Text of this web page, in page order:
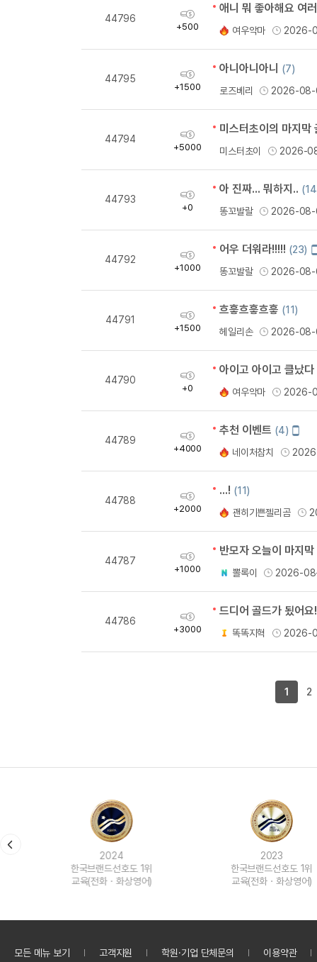
44796
획
득
+500
애니 뭐 좋아해요 여
여우악마 2026-
44795
획
득
+1500
아니아니아니
(7)
로즈베리
2026-
44794
획
득
+5000
미스터초이의 마지막
미스터초이 2026-
44793
획
득
+0
아 진짜... 뭐하지..
똥꼬발랄
2026-
44792
획
득
+1000
어우 더워라!!!!! (23)
똥꼬발랄 2026-
44791
획
득
+1500
흐흫흐흫흐흫 (11)
헤일리손
2026-
44790
획
득
+0
아이고 아이고 클났다
여우악마
2026-
44789
획
득
+4000
추천 이벤트 (4) 모
일
네이처참치
44788
획
득
+2000
...! (11)
괜히기쁜젤리곰
44787
획
득
+1000
반모자 오늘이 마지막
뽈록이 2026-
44786
획
득
+3000
드디어 골드가 됬어요
똑똑지혁 2026-
1 2
한국브랜드선호도 1위
교육(전화ㆍ화상영어)
한국브랜드선호도 1위
교육(전화ㆍ화상영어)
모든 메뉴 보기 고객지원 학원·기업 단체문의 이용약관